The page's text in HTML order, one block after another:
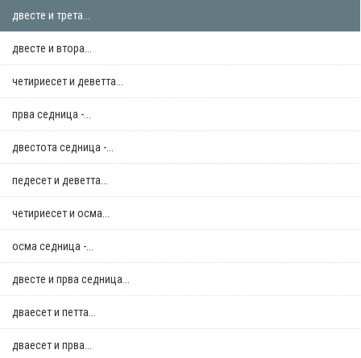
двестe и трета...
двестe и втора...
четириесет и деветта...
прва седница -...
двестота седница -...
педесет и деветта...
четириесет и осма...
осма седница -...
двестe и прва седница...
дваесет и петта...
дваесет и прва...